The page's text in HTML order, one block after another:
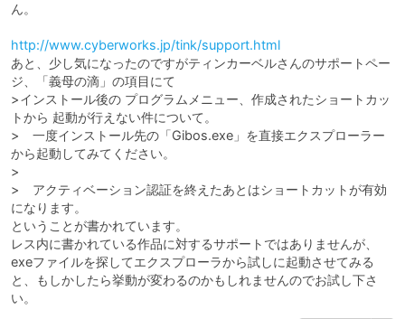
ん。
http://www.cyberworks.jp/tink/support.html
あと、少し気になったのですがティンカーベルさんのサポートペー
ジ、「義母の滴」の項目にて
>インストール後の プログラムメニュー、作成されたショートカッ
トから 起動が行えない件について。
> 一度インストール先の「Gibos.exe」を直接エクスプローラー
から起動してみてください。
>
> アクティベーション認証を終えたあとはショートカットが有効
になります。
ということが書かれています。
レス内に書かれている作品に対するサポートではありませんが、
exeファイルを探してエクスプローラから試しに起動させてみる
と、もしかしたら挙動が変わるのかもしれませんのでお試し下さ
い。